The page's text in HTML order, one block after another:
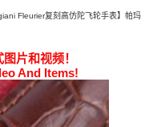
Fleurier复刻高仿陀飞轮手表】帕玛
片和视频！
And Items!